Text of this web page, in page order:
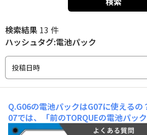
検索結果 13 件
ハッシュタグ:電池パック
投稿日時
Q.G06の電池パックはG07に使えるの
07では、「前のTORQUEの電池パッ
てほしい」というリクエストにお応